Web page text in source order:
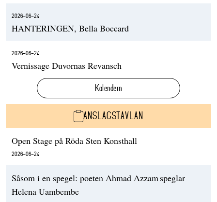
2026-06-24
HANTERINGEN, Bella Boccard
2026-06-24
Vernissage Duvornas Revansch
Kalendern
ANSLAGSTAVLAN
Open Stage på Röda Sten Konsthall
2026-06-24
Såsom i en spegel: poeten Ahmad Azzam speglar
Helena Uambembe